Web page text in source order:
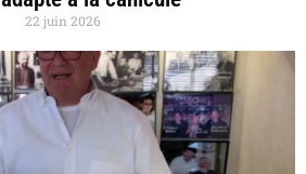
22 juin 2026